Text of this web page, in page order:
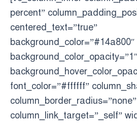
percent”
centered_text=”true”
background_color=”#14a800″
background_color_opacity=”1″
font_color=”#ffffff”
column_border_radius=”none”
column_link_target=”_self”